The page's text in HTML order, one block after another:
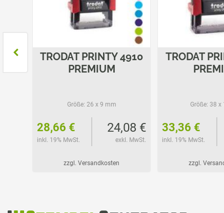
TRODAT PRINTY 4910
PREMIUM
Größe: 26 x 9 mm
28,66 €
inkl. 19% MwSt.
24,08 €
exkl. MwSt.
zzgl. Versandkosten
TRODAT
Größe: 38 x
33,36 €
inkl. 19% MwSt.
zzgl.